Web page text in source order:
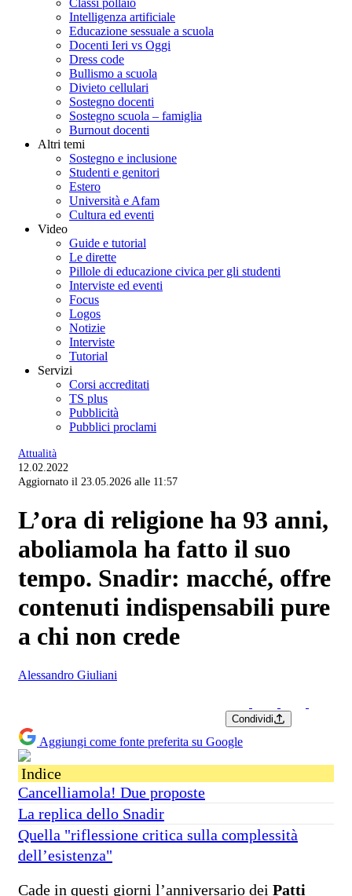
Classi pollaio
Intelligenza artificiale
Educazione sessuale a scuola
Docenti Ieri vs Oggi
Dress code
Bullismo a scuola
Divieto cellulari
Sostegno docenti
Sostegno scuola – famiglia
Burnout docenti
Altri temi
Sostegno e inclusione
Studenti e genitori
Estero
Università e Afam
Cultura ed eventi
Video
Guide e tutorial
Le dirette
Pillole di educazione civica per gli studenti
Interviste ed eventi
Focus
Logos
Notizie
Interviste
Tutorial
Servizi
Corsi accreditati
TS plus
Pubblicità
Pubblici proclami
Attualità
12.02.2022
Aggiornato il 23.05.2026 alle 11:57
L’ora di religione ha 93 anni,
aboliamola ha fatto il suo
tempo. Snadir: macché, offre
contenuti indispensabili pure
a chi non crede
Alessandro Giuliani
Condividi
Aggiungi come fonte preferita su Google
Indice
Cancelliamola! Due proposte
La replica dello Snadir
Quella "riflessione critica sulla complessità
dell’esistenza"
Cade in questi giorni l’anniversario dei Patti